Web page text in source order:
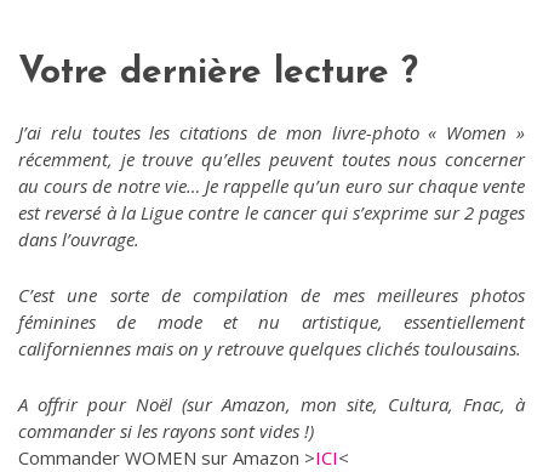
Votre dernière lecture ?
J’ai relu toutes les citations de mon livre-photo « Women »
récemment, je trouve qu’elles peuvent toutes nous concerner
au cours de notre vie… Je rappelle qu’un euro sur chaque vente
est reversé à la Ligue contre le cancer qui s’exprime sur 2 pages
dans l’ouvrage.
C’est une sorte de compilation de mes meilleures photos
féminines de mode et nu artistique, essentiellement
californiennes mais on y retrouve quelques clichés toulousains.
A offrir pour Noël (sur Amazon, mon site, Cultura, Fnac, à
commander si les rayons sont vides !)
Commander WOMEN sur Amazon >ICI<